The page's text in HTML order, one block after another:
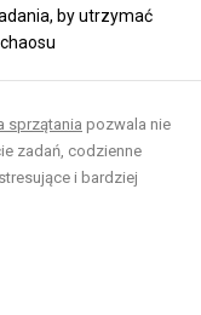
by utrzymać
sprzątania pozwala nie
zadań, codzienne
i bardziej